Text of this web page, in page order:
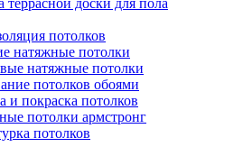
террасной доски для пола
потолков
натяжные потолки
натяжные потолки
потолков обоями
и покраска потолков
потолки армстронг
потолков